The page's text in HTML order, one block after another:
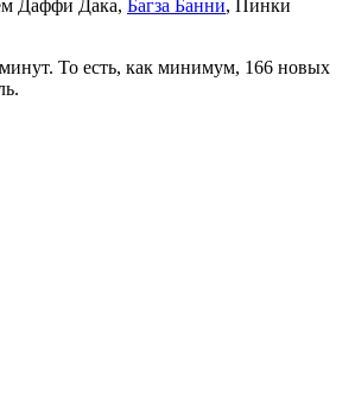
Даффи Дака, Багза Банни, Пинки
То есть, как минимум, 166 новых